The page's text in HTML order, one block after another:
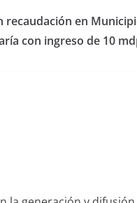
recaudación en
con ingreso de 10